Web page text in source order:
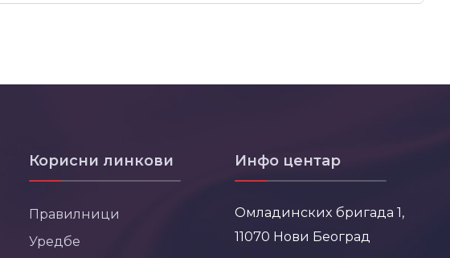
Корисни линкови
Правилници
Уредбе
Инфо центар
Омладинских бригада 1,
11070 Нови Београд